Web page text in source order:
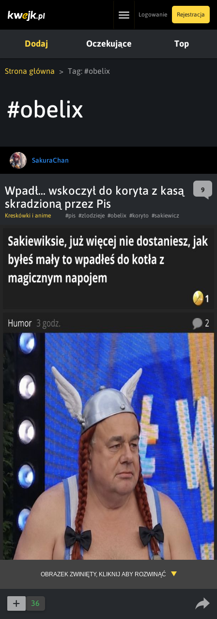
ToggleLogowanie Rejestracja
Dodaj Oczekujące Top
Strona główna Tag: #obelix
#obelix
SakuraChan
Wpadł... wskoczył do koryta z kasą
skradzioną przez Pis
9
Kreskówki i anime #pis #zlodzieje #obelix #koryto #sakiewicz
OBRAZEK ZWINIĘTY, KLIKNIJ ABY ROZWINĄĆ
36